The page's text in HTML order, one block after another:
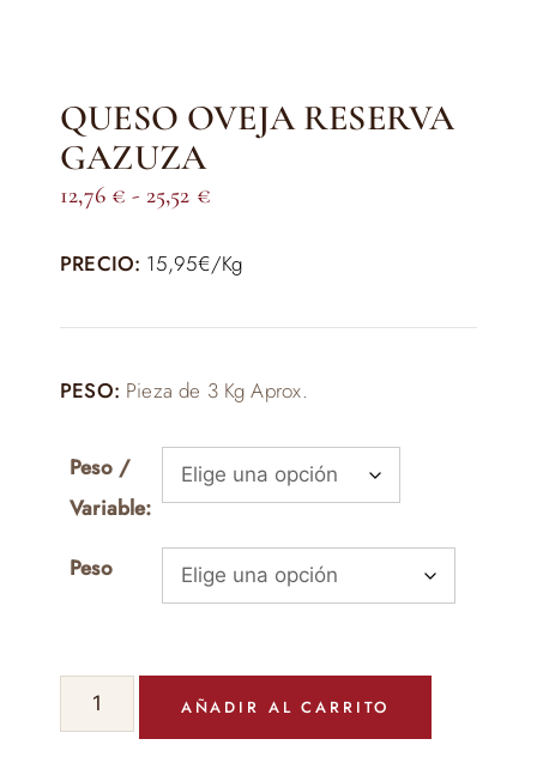
QUESO OVEJA RESERVA
GAZUZA
12,76 € - 25,52 €Rango
precios:
12,76 €
25,52 €
PRECIO: 15,95€/Kg
PESO: Pieza de 3 Kg Aprox.
Peso /
Variable:
Peso
QUESO
OVEJA
AÑADIR AL CARRITO